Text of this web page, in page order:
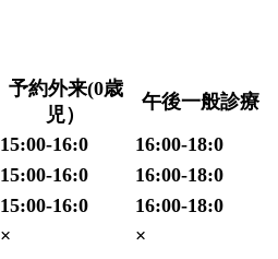
予約外来(0歳
児）
午後一般診療
15:00-16:0
16:00-18:0
15:00-16:0
16:00-18:0
15:00-16:0
16:00-18:0
×
×